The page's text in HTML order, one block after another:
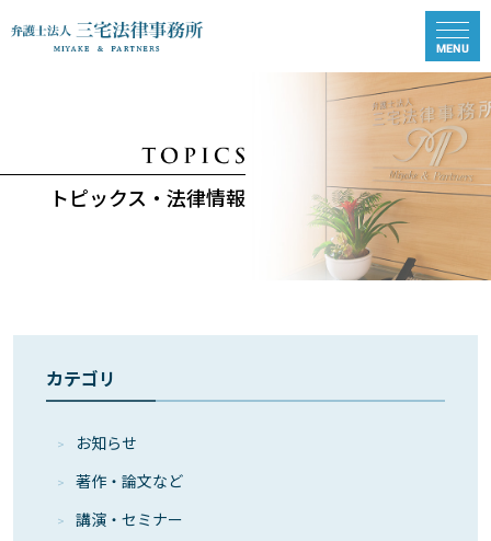
トピックス・法律情報
カテゴリ
お知らせ
著作・論⽂など
講演・セミナー